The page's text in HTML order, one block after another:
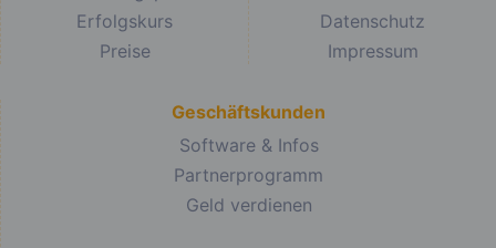
Erfolgskurs
Preise
Datenschutz
Impressum
Geschäftskunden
Software & Infos
Partnerprogramm
Geld verdienen